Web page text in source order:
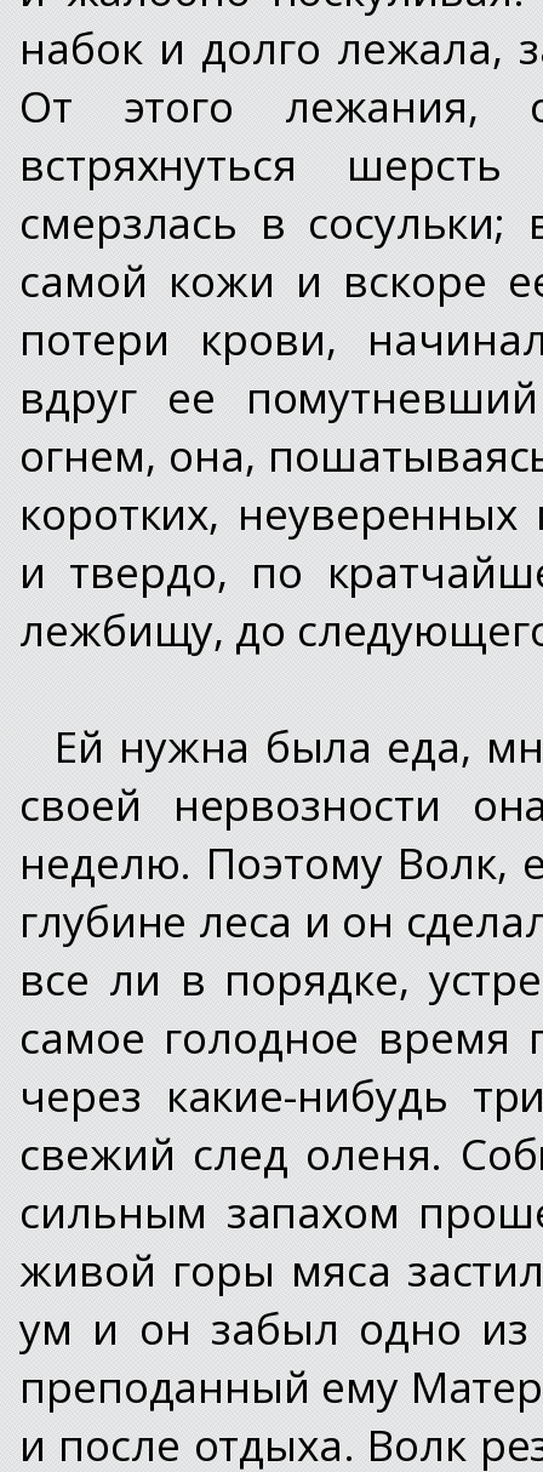
набок и долго лежала,
От этого лежания,
встряхнуться
смерзлась в
самой кожи и вскоре
потери крови,
вдруг ее
огнем, она,
коротких,
и твердо, по
лежбищу, до
Ей нужна была еда,
своей нервозности
неделю. Поэтому Волк,
глубине леса и он
все ли в порядке,
самое голодное время
через какие-нибудь
свежий след оленя.
сильным запахом
живой горы мяса
ум и он забыл одно
преподанный ему
и после отдыха. Волк